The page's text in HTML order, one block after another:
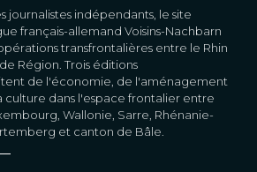
journalistes indépendants, le site
français-allemand Voisins-Nachbarn
transfrontalières entre le Rhin
Région. Trois éditions
de l'économie, de l'aménagement
dans l'espace frontalier entre
Wallonie, Sarre, Rhénanie-
et canton de Bâle.